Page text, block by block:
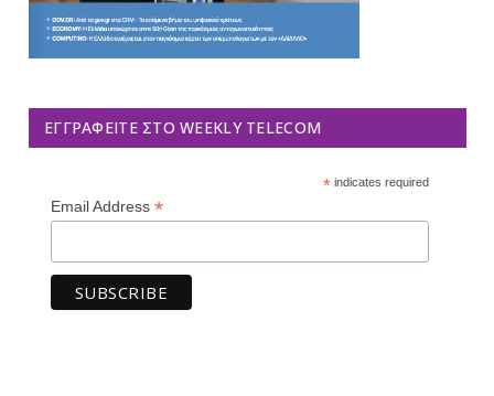
ΕΓΓΡΑΦΕΊΤΕ ΣΤΟ WEEKLY TELECOM
*indicates required
Email Address *